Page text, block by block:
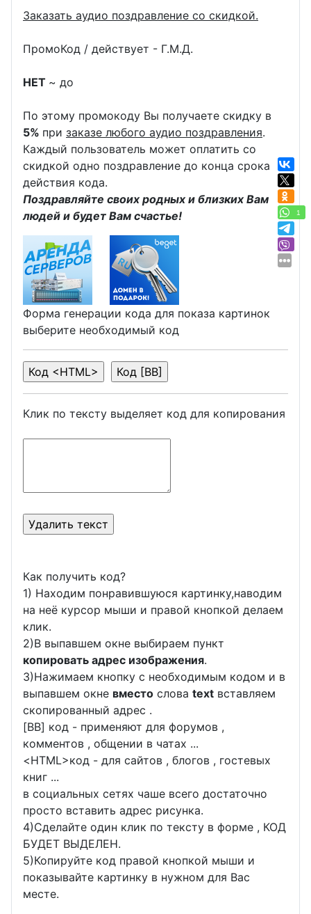
Заказать аудио поздравление со скидкой.
ПромоКод / действует - Г.М.Д.
НЕТ ~ до
По этому промокоду Вы получаете скидку в
5% при заказе любого аудио поздравления.
Каждый пользователь может оплатить со
скидкой одно поздравление до конца срока
действия кода.
Поздравляйте своих родных и близких Вам
людей и будет Вам счастье!
1
Форма генерации кода для показа картинок
выберите необходимый код
Клик по тексту выделяет код для копирования
Как получить код?
1) Находим понравившуюся картинку,наводим
на неё курсор мыши и правой кнопкой делаем
клик.
2)В выпавшем окне выбираем пункт
копировать адрес изображения.
3)Нажимаем кнопку с необходимым кодом и в
выпавшем окне вместо слова text вставляем
скопированный адрес .
[BB] код - применяют для форумов ,
комментов , общении в чатах ...
<HTML>код - для сайтов , блогов , гостевых
книг ...
в социальных сетях чаше всего достаточно
просто вставить адрес рисунка.
4)Сделайте один клик по тексту в форме , КОД
БУДЕТ ВЫДЕЛЕН.
5)Копируйте код правой кнопкой мыши и
показывайте картинку в нужном для Вас
месте.